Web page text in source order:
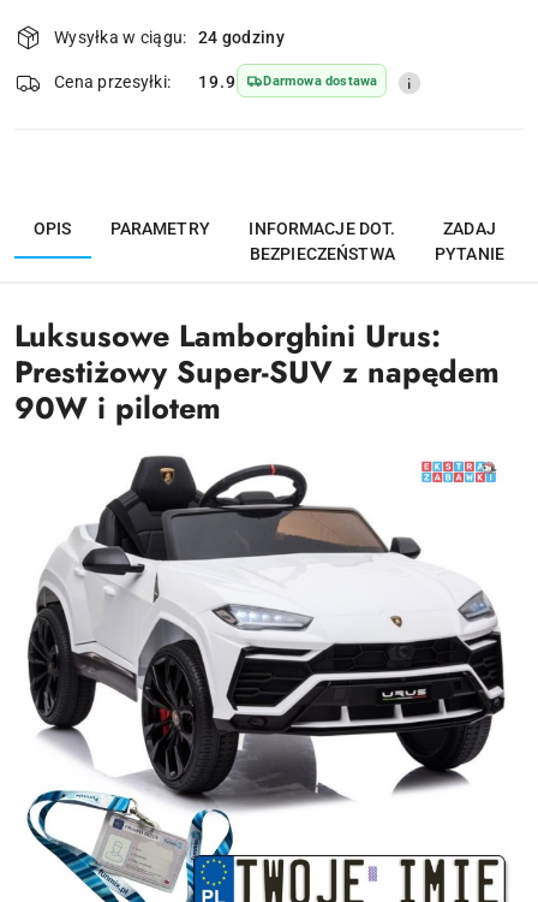
Wyślij
Dostępność
i
dostawa
Wysyłka w ciągu: 24 godziny
Cena przesyłki: 19.9 Darmowa dostawa
OPIS PARAMETRY
INFORMACJE DOT.
BEZPIECZEŃSTWA
ZADAJ
PYTANIE
Luksusowe Lamborghini Urus:
Prestiżowy Super-SUV z napędem
90W i pilotem